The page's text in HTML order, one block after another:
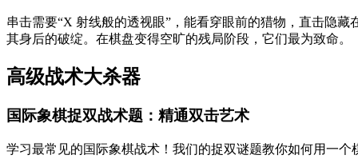
串击需要“X 射线般的透视眼”，能看穿眼前的猎物，直击隐藏
其身后的破绽。在棋盘变得空旷的残局阶段，它们最为致命。
高级战术大杀器
国际象棋捉双战术题：精通双击艺术
学习最常见的国际象棋战术！我们的捉双谜题教你如何用一个